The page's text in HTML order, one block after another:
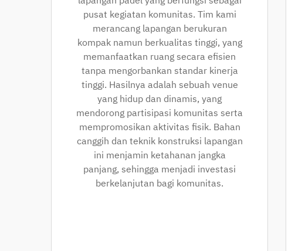
pusat kegiatan komunitas. Tim kami
merancang lapangan berukuran
kompak namun berkualitas tinggi, yang
memanfaatkan ruang secara efisien
tanpa mengorbankan standar kinerja
tinggi. Hasilnya adalah sebuah venue
yang hidup dan dinamis, yang
mendorong partisipasi komunitas serta
mempromosikan aktivitas fisik. Bahan
canggih dan teknik konstruksi lapangan
ini menjamin ketahanan jangka
panjang, sehingga menjadi investasi
berkelanjutan bagi komunitas.